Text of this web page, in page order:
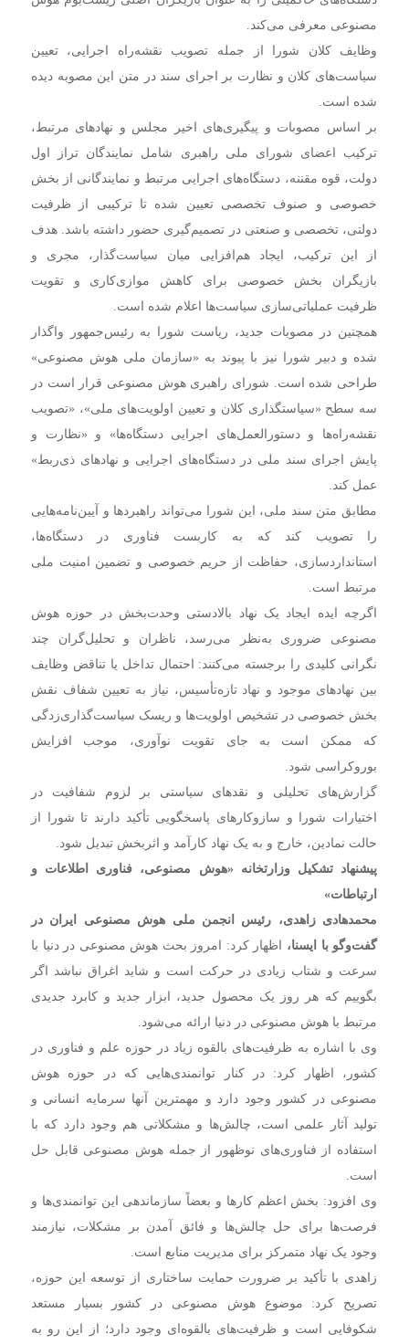
مصنوعی معرفی می‌کند.
وظایف کلان شورا از جمله تصویب نقشه‌راه اجرایی، تعیین
سیاست‌های کلان و نظارت بر اجرای سند در متن این مصوبه دیده
شده است.
بر اساس مصوبات و پیگیری‌های اخیر مجلس و نهادهای مرتبط،
ترکیب اعضای شورای ملی راهبری شامل نمایندگان تراز اول
دولت، قوه مقننه، دستگاه‌های اجرایی مرتبط و نمایندگانی از بخش
خصوصی و صنوف تخصصی تعیین شده تا ترکیبی از ظرفیت
دولتی، تخصصی و صنعتی در تصمیم‌گیری حضور داشته باشد. هدف
از این ترکیب، ایجاد هم‌افزایی میان سیاست‌گذار، مجری و
بازیگران بخش خصوصی برای کاهش موازی‌کاری و تقویت
ظرفیت عملیاتی‌سازی سیاست‌ها اعلام شده است.
همچنین در مصوبات جدید، ریاست شورا به رئیس‌جمهور واگذار
شده و دبیر شورا نیز با پیوند به «سازمان ملی هوش مصنوعی»
طراحی شده است. شورای راهبری هوش مصنوعی قرار است در
سه سطح «سیاستگذاری کلان و تعیین اولویت‌های ملی»، «تصویب
نقشه‌راه‌ها و دستورالعمل‌های اجرایی دستگاه‌ها» و «نظارت و
پایش اجرای سند ملی در دستگاه‌های اجرایی و نهادهای ذی‌ربط»
عمل کند.
مطابق متن سند ملی، این شورا می‌تواند راهبردها و آیین‌نامه‌هایی
را تصویب کند که به کاربست فناوری در دستگاه‌ها،
استانداردسازی، حفاظت از حریم خصوصی و تضمین امنیت ملی
مرتبط است.
اگرچه ایده ایجاد یک نهاد بالادستی وحدت‌بخش در حوزه هوش
مصنوعی ضروری به‌نظر می‌رسد، ناظران و تحلیل‌گران چند
نگرانی کلیدی را برجسته می‌کنند: احتمال تداخل یا تناقض وظایف
بین نهادهای موجود و نهاد تازه‌تأسیس، نیاز به تعیین شفاف نقش
بخش خصوصی در تشخیص اولویت‌ها و ریسک سیاست‌گذاری‌زدگی
که ممکن است به جای تقویت نوآوری، موجب افزایش
بوروکراسی شود.
گزارش‌های تحلیلی و نقدهای سیاستی بر لزوم شفافیت در
اختیارات شورا و سازوکارهای پاسخگویی تأکید دارند تا شورا از
حالت نمادین، خارج و به یک نهاد کارآمد و اثربخش تبدیل شود.
پیشنهاد تشکیل وزارتخانه «هوش مصنوعی، فناوری اطلاعات و
ارتباطات»
محمدهادی زاهدی، رئیس انجمن ملی هوش مصنوعی ایران در
گفت‌وگو با ایسنا، اظهار کرد: امروز بحث هوش مصنوعی در دنیا با
سرعت و شتاب زیادی در حرکت است و شاید اغراق نباشد اگر
بگوییم که هر روز یک محصول جدید، ابزار جدید و کابرد جدیدی
مرتبط با هوش مصنوعی در دنیا ارائه می‌شود.
وی با اشاره به ظرفیت‌های بالقوه زیاد در حوزه علم و فناوری در
کشور، اظهار کرد: در کنار توانمندی‌هایی که در حوزه هوش
مصنوعی در کشور وجود دارد و مهمترین آنها سرمایه انسانی و
تولید آثار علمی است، چالش‌ها و مشکلاتی هم وجود دارد که با
استفاده از فناوری‌های نوظهور از جمله هوش مصنوعی قابل حل
است.
وی افزود: بخش اعظم کارها و بعضاً سازماندهی این توانمندی‌ها و
فرصت‌ها برای حل چالش‌ها و فائق آمدن بر مشکلات، نیازمند
وجود یک نهاد متمرکز برای مدیریت منابع است.
زاهدی با تأکید بر ضرورت حمایت ساختاری از توسعه این حوزه،
تصریح کرد: موضوع هوش مصنوعی در کشور بسیار مستعد
شکوفایی است و ظرفیت‌های بالقوه‌ای وجود دارد؛ از این رو به